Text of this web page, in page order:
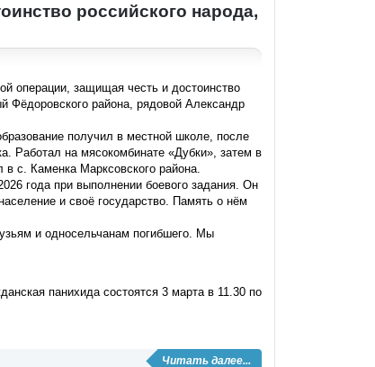
российского народа,
операции, защищая честь и достоинство
Фёдоровского района, рядовой Александр
получил в местной школе, после
Работал на мясокомбинате «Дубки», затем в
с. Каменка Марксовского района.
года при выполнении боевого задания. Он
и своё государство. Память о нём
и односельчанам погибшего. Мы
панихида состоятся 3 марта в 11.30 по
Читать далее...